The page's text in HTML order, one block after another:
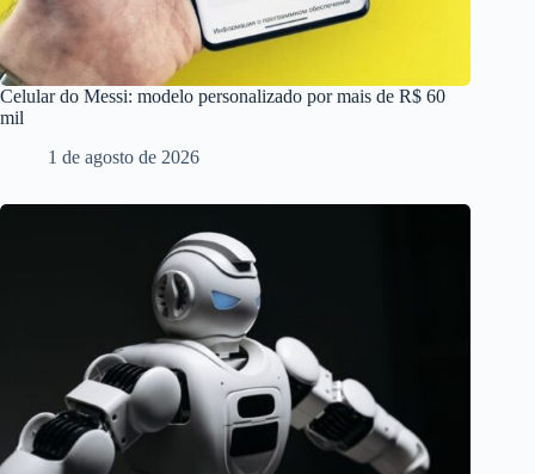
Celular do Messi: modelo personalizado por mais de R$ 60
mil
1 de agosto de 2026